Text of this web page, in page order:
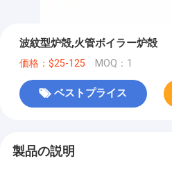
波紋型炉殻,火管ボイラー炉殻
価格：$25-125 MOQ：1
ベストプライス
製品の説明